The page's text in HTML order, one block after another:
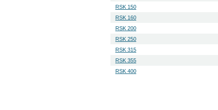
RSK 150
RSK 160
RSK 200
RSK 250
RSK 315
RSK 355
RSK 400